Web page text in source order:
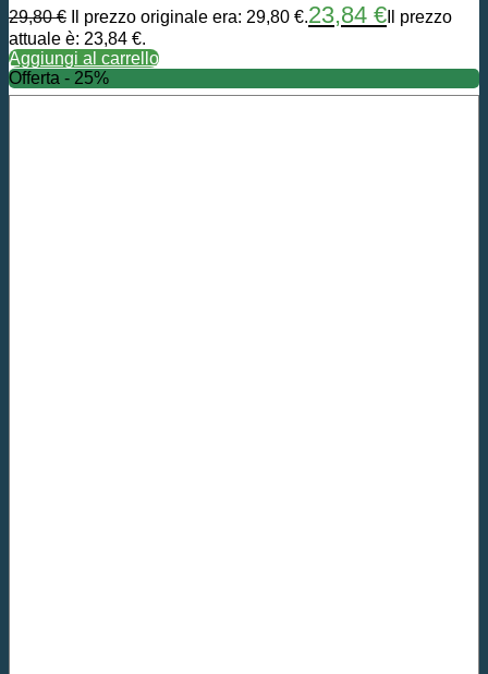
29,80€ Il prezzo originale era: 29,80 €.23,84 € Il prezzo
attuale è: 23,84 €.
Aggiungi al carrello
Offerta - 25%